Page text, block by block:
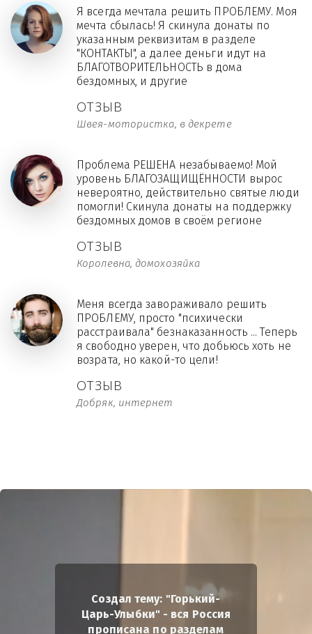
ОТЗЫВ
Швея-мотористка, в декрете
Я всегда мечтала решить ПРОБЛЕМУ. Моя
мечта сбылась! Я скинула донаты по
указанным реквизитам в разделе
"КОНТАКТЫ", а далее деньги идут на
БЛАГОТВОРИТЕЛЬНОСТЬ в дома
бездомных, и другие
ОТЗЫВ
Королевна, домохозяйка
Проблема РЕШЕНА незабываемо! Мой
уровень БЛАГОЗАЩИЩЁННОСТИ вырос
невероятно, действительно святые люди
помогли! Скинула донаты на поддержку
бездомных домов в своём регионе
ОТЗЫВ
Добряк, интернет
Меня всегда завораживало решить
ПРОБЛЕМУ, просто "психически
расстраивала" безнаказанность ... Теперь
я свободно уверен, что добьюсь хоть не
возрата, но какой-то цели!
Создал тему: "Горький-
Царь-Улыбки" - вся Россия
прописана по разделам